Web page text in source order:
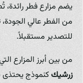
يضم مزارع فطر رائدة،
من الفطر عالي
للتصدير مستقبلاً.
من بين أبرز المزارع
زرشيككنموذج يحتذى